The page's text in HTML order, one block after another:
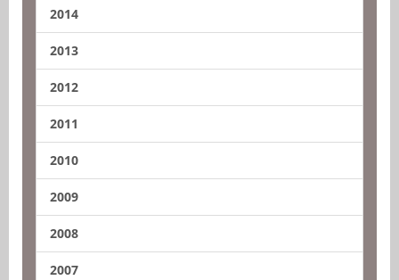
2014
2013
2012
2011
2010
2009
2008
2007